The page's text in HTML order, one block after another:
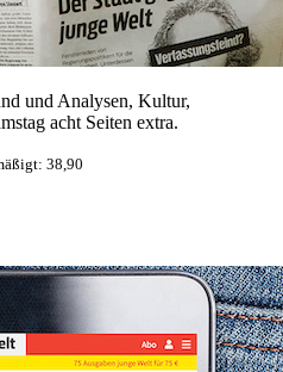
und Analysen, Kultur,
acht Seiten extra.
38,90